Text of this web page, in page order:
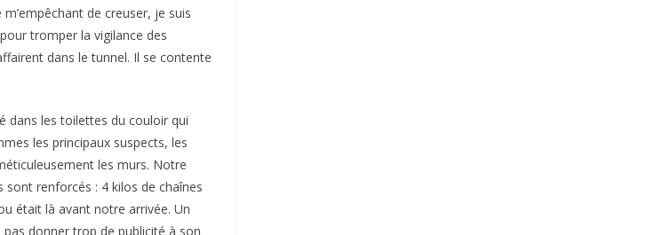
de creuser, je suis
tromper la vigilance des
dans le tunnel. Il se contente
dans les toilettes du couloir qui
les principaux suspects, les
les murs. Notre
renforcés : 4 kilos de chaînes
était là avant notre arrivée. Un
pas donner trop de publicité à son